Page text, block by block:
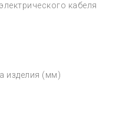
кабеля
изделия (мм)